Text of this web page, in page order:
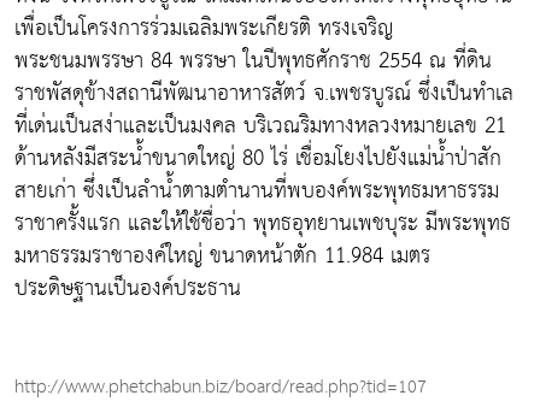
เพื่อเป็นโครงการร่วมเฉลิมพระเกียรติ ทรงเจริญ
พระชนมพรรษา 84 พรรษา ในปีพุทธศักราช 2554 ณ ที่ดิน
ราชพัสดุข้างสถานีพัฒนาอาหารสัตว์ จ.เพชรบูรณ์ ซึ่งเป็นทำเล
ที่เด่นเป็นสง่าและเป็นมงคล บริเวณริมทางหลวงหมายเลข 21
ด้านหลังมีสระน้ำขนาดใหญ่ 80 ไร่ เชื่อมโยงไปยังแม่น้ำป่าสัก
สายเก่า ซึ่งเป็นลำน้ำตามตำนานที่พบองค์พระพุทธมหาธรรม
ราชาครั้งแรก และให้ใช้ชื่อว่า พุทธอุทยานเพชบุระ มีพระพุทธ
มหาธรรมราชาองค์ใหญ่ ขนาดหน้าตัก 11.984 เมตร
ประดิษฐานเป็นองค์ประธาน
http://www.phetchabun.biz/board/read.php?tid=107